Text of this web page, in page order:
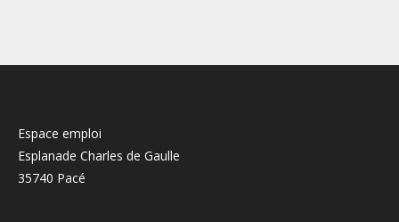
Espace emploi
Esplanade Charles de Gaulle
35740 Pacé